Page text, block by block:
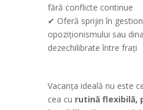
fără conflicte continue
✔ Oferă sprijin în
opoziționismului sau
dezechilibrate între frați
Vacanța ideală nu este
cea cu rutină flexibilă,